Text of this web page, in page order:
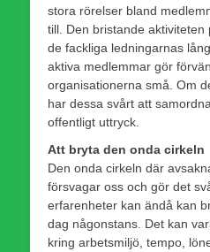
stora rörelser bland
till. Den bristande
de fackliga ledningarnas
aktiva medlemmar gör
organisationerna små. Om
har dessa svårt att
offentligt uttryck.
Att bryta den onda cirkeln
Den onda cirkeln där
försvagar oss och gör det
erfarenheter kan ändå kan
dag någonstans. Det kan
kring arbetsmiljö, tempo,